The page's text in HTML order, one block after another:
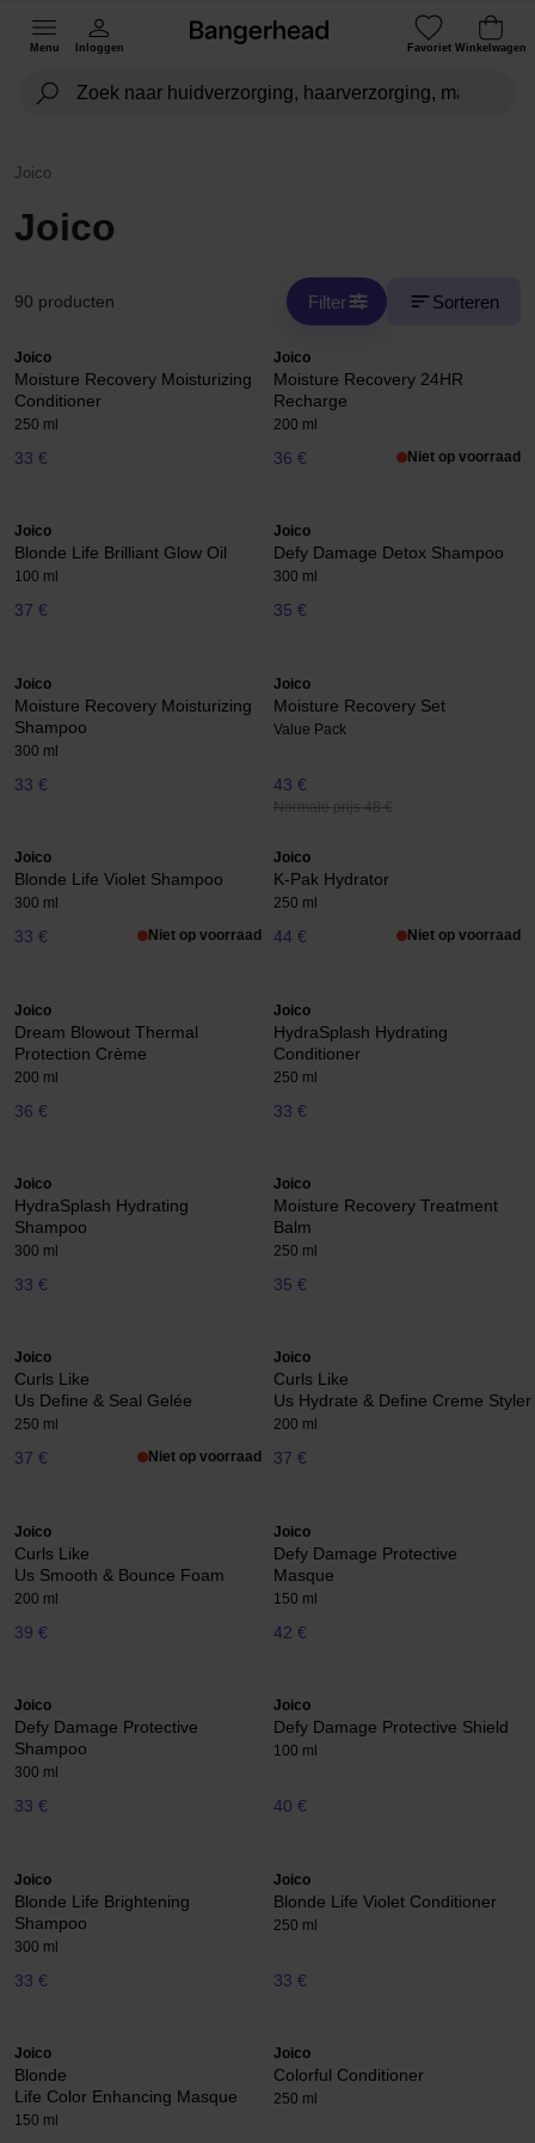
Menu Inloggen Favoriet Winkelwagen
Joico
Joico
90 producten Filter Sorteren
Joico
Moisture Recovery Moisturizing
Conditioner
250 ml
33 €
Joico
Moisture Recovery 24HR
Recharge
200 ml
36 € Niet op voorraad
Joico
Blonde Life Brilliant Glow Oil
100 ml
37 €
Joico
Defy Damage Detox Shampoo
300 ml
35 €
Joico
Moisture Recovery Moisturizing
Shampoo
300 ml
33 €
Joico
Moisture Recovery Set
Value Pack
43 €
Normale prijs 48 €
Joico
Blonde Life Violet Shampoo
300 ml
33 € Niet op voorraad
Joico
K-Pak Hydrator
250 ml
44 € Niet op voorraad
Joico
Dream Blowout Thermal
Protection Crème
200 ml
36 €
Joico
HydraSplash Hydrating
Conditioner
250 ml
33 €
Joico
HydraSplash Hydrating
Shampoo
300 ml
33 €
Joico
Moisture Recovery Treatment
Balm
250 ml
35 €
Joico
Curls Like
Us Define & Seal Gelée
250 ml
37 € Niet op voorraad
Joico
Curls Like
Us Hydrate & Define Creme Styler
200 ml
37 €
Joico
Curls Like
Us Smooth & Bounce Foam
200 ml
39 €
Joico
Defy Damage Protective
Masque
150 ml
42 €
Joico
Defy Damage Protective
Shampoo
300 ml
33 €
Joico
Defy Damage Protective Shield
100 ml
40 €
Joico
Blonde Life Brightening
Shampoo
300 ml
33 €
Joico
Blonde Life Violet Conditioner
250 ml
33 €
Joico
Blonde
Life Color Enhancing Masque
150 ml
Joico
Colorful Conditioner
250 ml